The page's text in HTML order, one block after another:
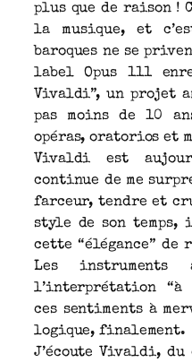
plus que de raison !
la musique, et
baroques ne se
label Opus 111
Vivaldi”, un projet
pas moins de 10
opéras, oratorios et
Vivaldi est
continue de me
farceur, tendre et
style de son temps,
cette “élégance” de
Les instruments
l’interprétation “à
ces sentiments à
logique, finalement.
J’écoute Vivaldi,